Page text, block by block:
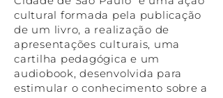
cultural formada pela publicação
de um livro, a realização de
apresentações culturais, uma
cartilha pedagógica e um
audiobook, desenvolvida para
estimular o conhecimento sobre a